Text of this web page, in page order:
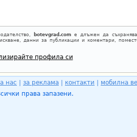
botevgrad.comе длъжен да
данни за публикации и коментари,
профила си
нас за реклама контакти
мобилна
права запазени.